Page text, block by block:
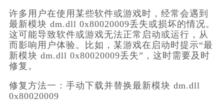
许多用户在使用某些软件或游戏时，经常会遇到
最新模块 dm.dll 0x80020009丢失或损坏的情况。
这可能导致软件或游戏无法正常启动或运行，从
而影响用户体验。比如，某游戏在启动时提示“最
新模块 dm.dll 0x80020009丢失”，这时需要及时
修复。
修复方法一：手动下载并替换最新模块 dm.dll
0x80020009